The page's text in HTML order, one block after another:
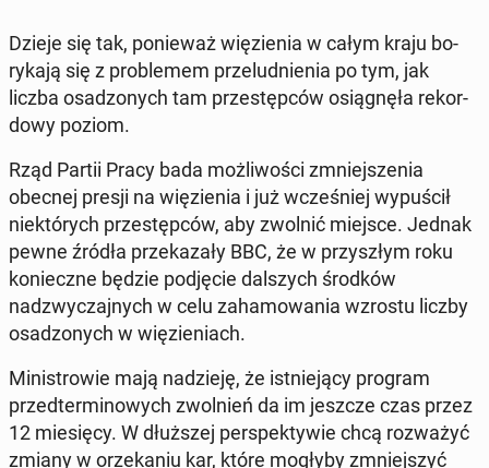
Dzieje się tak, ponieważ więzienia w całym kraju bo­
ryka­ją się z prob­le­mem prze­lud­nienia po tym, jak
liczba os­ad­zonych tam przestępców os­iągnęła reko­r­
dowy poziom.
Rząd Partii Pracy bada możli­woś­ci zm­niejszenia
obecnej presji na więzienia i już wcześniej wy­puś­cił
niek­tórych przestępców, aby zwolnić miejsce. Jednak
pewne źródła przekaza­ły BBC, że w przyszłym roku
konieczne będzie pod­ję­cie dal­szych środków
nadzwycza­jnych w celu za­hamowa­nia wzrostu liczby
os­ad­zonych w więzieni­ach.
Min­istrowie mają nadzieję, że ist­nieją­cy program
przedter­mi­nowych zwol­nień da im jeszcze czas przez
12 miesię­cy. W dłuższej per­spek­ty­wie chcą rozważyć
zmiany w orzeka­niu kar, które mogłyby zm­niejszyć